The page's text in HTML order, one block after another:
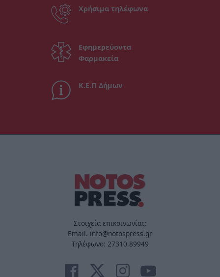
Χρήσιμα τηλέφωνα
Εφημερεύοντα
Φαρμακεία
Κ.Ε.Π Δήμων
Στοιχεία επικοινωνίας:
Email. info@notospress.gr
Τηλέφωνο: 27310.89949